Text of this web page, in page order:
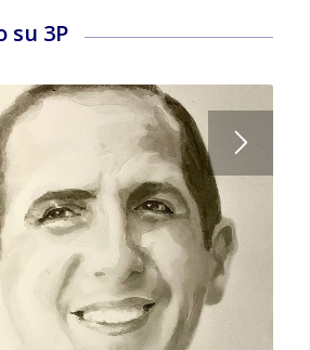
su 3P